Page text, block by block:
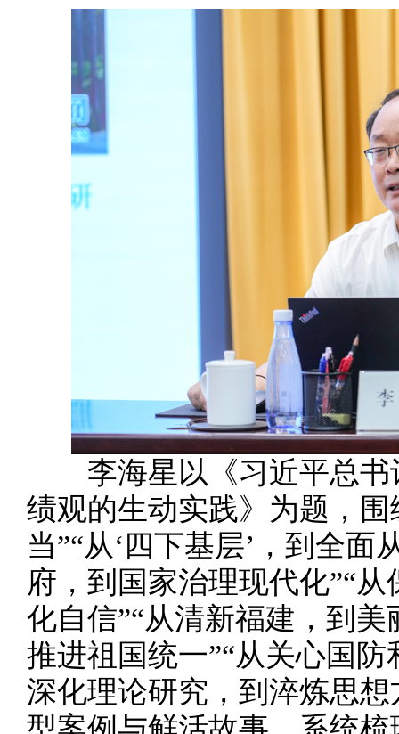
李海星以《习近平总书
绩观的生动实践》为题，
当”“从‘四下基层’，到全面
府，到国家治理现代化”“
化自信”“从清新福建，到
推进祖国统一”“从关心国
深化理论研究，到淬炼思